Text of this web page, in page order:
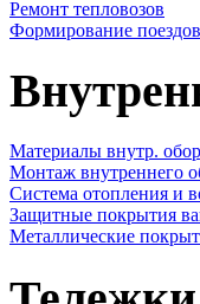
Ремонт тепловозов
Формирование поездов
Материалы внутр.
Монтаж внутреннего
Cистема отопления и
Защитные покрытия
Металлические